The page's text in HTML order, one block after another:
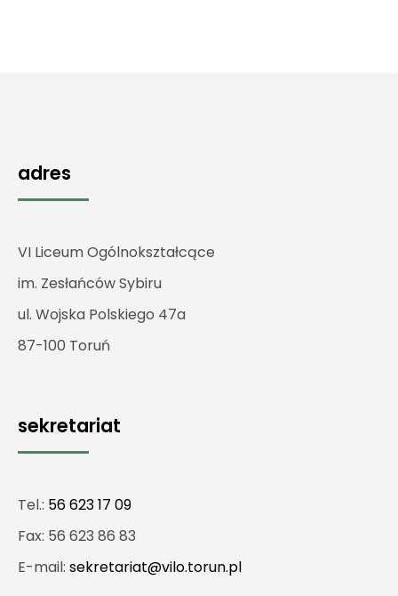
adres
VI Liceum Ogólnokształcące
im. Zesłańców Sybiru
ul. Wojska Polskiego 47a
87-100 Toruń
sekretariat
Tel.: 56 623 17 09
Fax: 56 623 86 83
E-mail: sekretariat@vilo.torun.pl